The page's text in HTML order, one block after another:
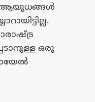
ആയുധങ്ങൾ
ഒരു